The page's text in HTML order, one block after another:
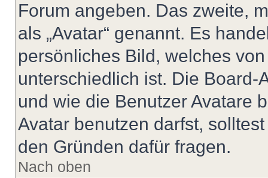
Forum angeben. Das zweite,
als „Avatar“ genannt. Es
persönliches Bild, welches
unterschiedlich ist. Die
und wie die Benutzer Avatare
Avatar benutzen darfst,
den Gründen dafür fragen.
Nach oben